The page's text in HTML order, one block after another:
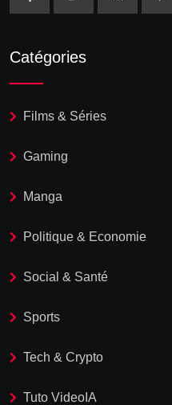
Catégories
Films & Séries
Gaming
Manga
Politique & Economie
Social & Santé
Sports
Tech & Crypto
Tuto VideoIA